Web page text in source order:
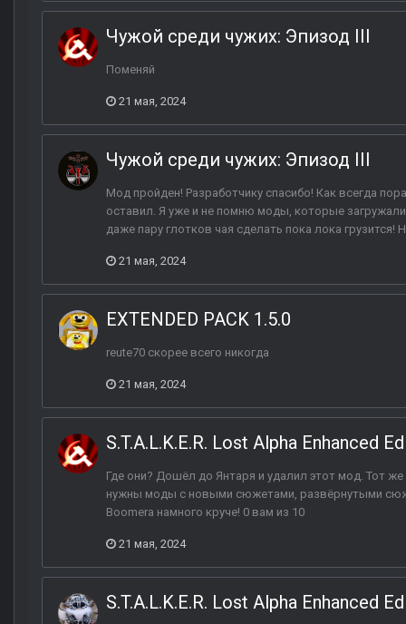
Чужой среди чужих: Эпизод III
Поменяй
21 мая, 2024
Чужой среди чужих: Эпизод III
Мод пройден! Разработчику спасибо! Как всегда
оставил. Я уже и не помню моды, которые
даже пару глотков чая сделать пока лока
21 мая, 2024
EXTENDED PACK 1.5.0
reute70 скорее всего никогда
21 мая, 2024
S.T.A.L.K.E.R. Lost Alpha Enhanced
Где они? Дошёл до Янтаря и удалил этот мод. Тот
нужны моды с новыми сюжетами, развёрнутыми
Boomerа намного круче! 0 вам из 10
21 мая, 2024
S.T.A.L.K.E.R. Lost Alpha Enhanced